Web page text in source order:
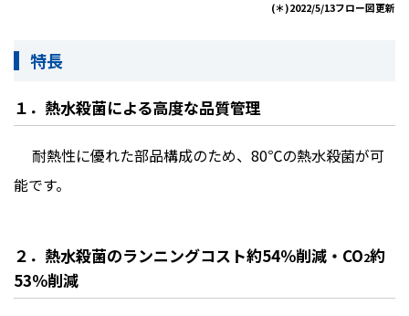
(＊)2022/5/13フロー図更新
特長
１．熱水殺菌による高度な品質管理
耐熱性に優れた部品構成のため、 80℃の熱水殺菌が可
能です。
２．熱水殺菌のランニングコスト約54％削減・ CO2約
53％削減